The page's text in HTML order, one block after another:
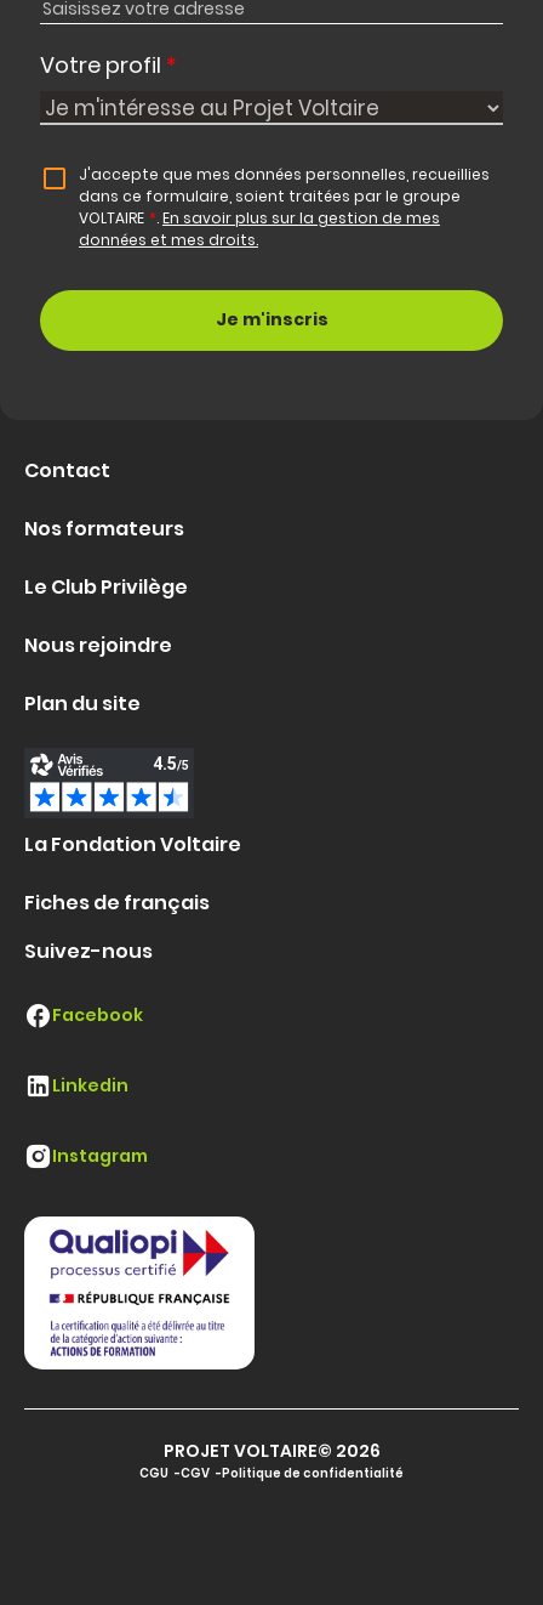
Votre profil *
J'accepte que mes données personnelles, recueillies
dans ce formulaire, soient traitées par le groupe
VOLTAIRE *.En savoir plus sur la gestion de mes
données et mes droits.
Contact
Nos formateurs
Le Club Privilège
Nous rejoindre
Plan du site
La Fondation Voltaire
Fiches de français
Suivez-nous
Facebook
Linkedin
Instagram
PROJET VOLTAIRE© 2026
CGU CGV Politique de confidentialité